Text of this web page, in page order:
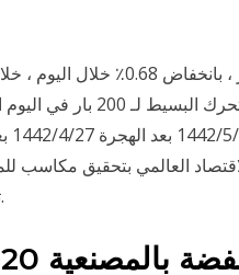
سعر الفضة ينخفض إلى 23.96
المعدن الأبيض في تجاوز
العالمي بتحقيق مكاسب
تراوحت نسبها بين 25 و50 في المئة.